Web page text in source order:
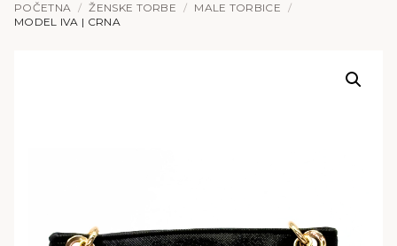
POČETNA / ŽENSKE TORBE / MALE TORBICE /
MODEL IVA | CRNA